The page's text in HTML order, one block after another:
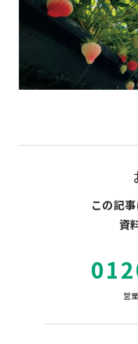
この記
資
営